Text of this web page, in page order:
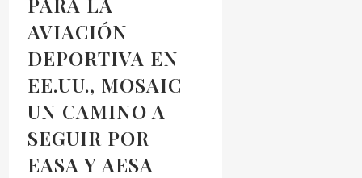
AVIACIÓN
DEPORTIVA EN
EE.UU., MOSAIC
UN CAMINO A
SEGUIR POR
EASA Y AESA